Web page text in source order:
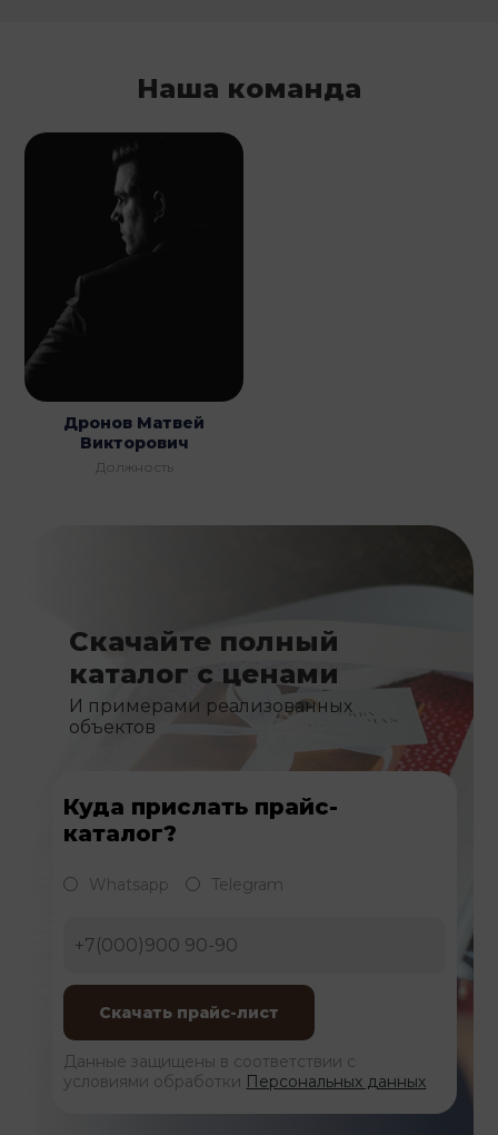
Наша команда
Дронов Матвей
Викторович
Должность
Скачайте полный
каталог с ценами
И примерами реализованных
объектов
Куда прислать прайс-
каталог?
Whatsapp Telegram
Данные защищены в соответствии с
условиями обработки Персональных данных